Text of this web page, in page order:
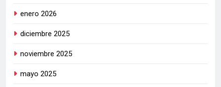
enero 2026
diciembre 2025
noviembre 2025
mayo 2025